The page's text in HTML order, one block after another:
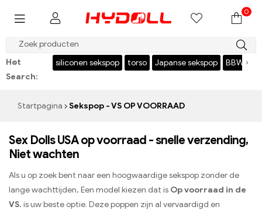
$999 REDDEN $50，CODE：HY50
Hot
Search:
sekspop torso Japanse sekspop BBW-sekspop custom sex
‹ ›
0
Startpagina Sekspop - VS OP VOORRAAD
Sex Dolls USA op voorraad - snelle verzending,
Niet wachten
Als u op zoek bent naar een hoogwaardige sekspop zonder de
lange wachttijden, Een model kiezen dat is Op voorraad in de
VS. is uw beste optie. Deze poppen zijn al vervaardigd en